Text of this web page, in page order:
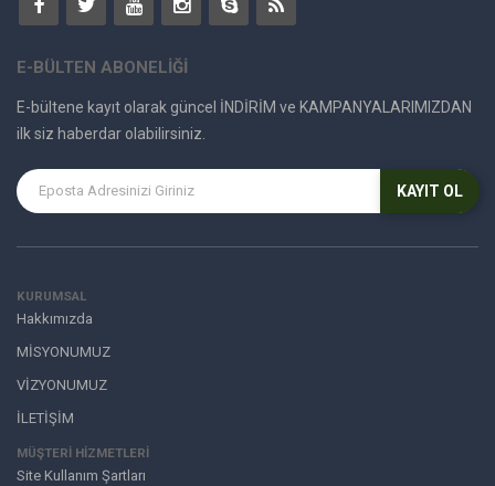
E-BÜLTEN ABONELİĞİ
E-bültene kayıt olarak güncel İNDİRİM ve KAMPANYALARIMIZDAN
ilk siz haberdar olabilirsiniz.
KAYIT OL
KURUMSAL
Hakkımızda
MİSYONUMUZ
VİZYONUMUZ
İLETİŞİM
MÜŞTERI HIZMETLERI
Site Kullanım Şartları